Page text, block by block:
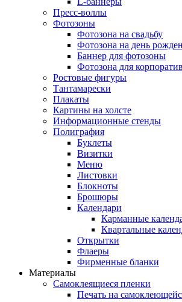
Пресс-воллы
Фотозоны
Фотозона на свадьбу
Фотозона на день
Баннер для фотозоны
Фотозона для
Ростовые фигуры
Тантамарески
Плакаты
Картины на холсте
Информационные стенды
Полиграфия
Буклеты
Визитки
Меню
Листовки
Блокноты
Брошюры
Календари
Карманные
Квартальные
Открытки
Флаеры
Фирменные бланки
Материалы
Самоклеящиеся пленки
Печать на